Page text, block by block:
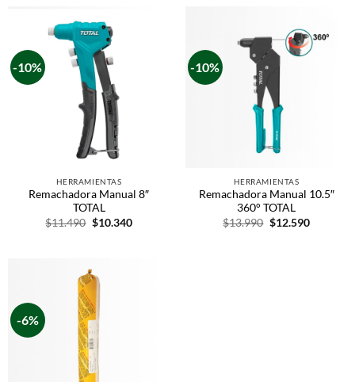
-10%
HERRAMIENTAS
Remachadora Manual 8″
TOTAL
$11.490 $10.340
-10%
HERRAMIENTAS
Remachadora Manual 10.5″
360° TOTAL
$13.990 $12.590
-6%